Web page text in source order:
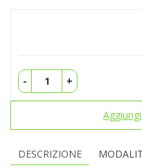
- +
DESCRIZIONE